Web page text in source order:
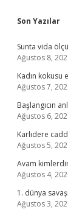
Son Yazılar
Sunta vida
Ağustos 8,
Kadın kokusu
Ağustos 7,
Başlangıcın
Ağustos 6,
Karlıdere
Ağustos 5,
Avam
Ağustos 4,
1. dünya
Ağustos 3,